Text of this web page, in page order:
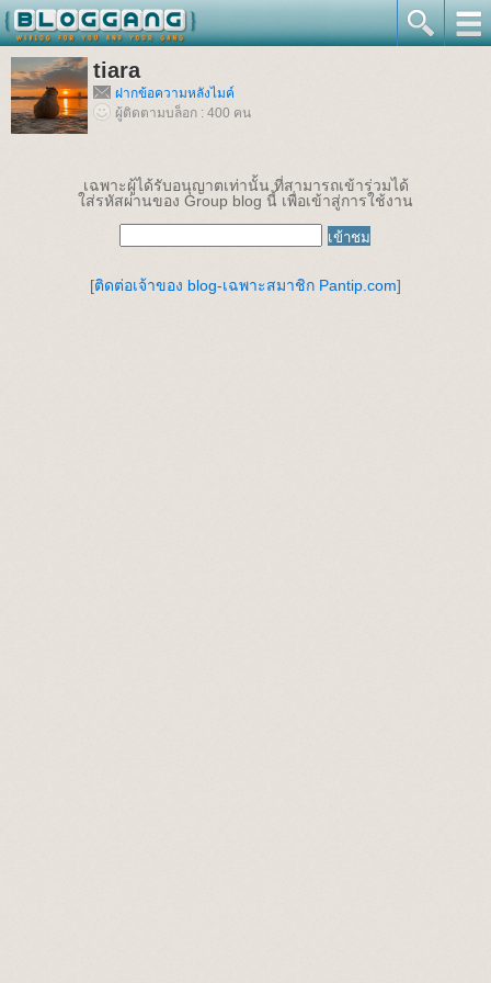
tiara
ฝากข้อความหลังไมค์
ผู้ติดตามบล็อก : 400 คน
เฉพาะผู้ได้รับอนุญาตเท่านั้น ที่สามารถเข้าร่วมได้
ใส่รหัสผ่านของ Group blog นี้ เพื่อเข้าสู่การใช้งาน
[ติดต่อเจ้าของ blog-เฉพาะสมาชิก Pantip.com]